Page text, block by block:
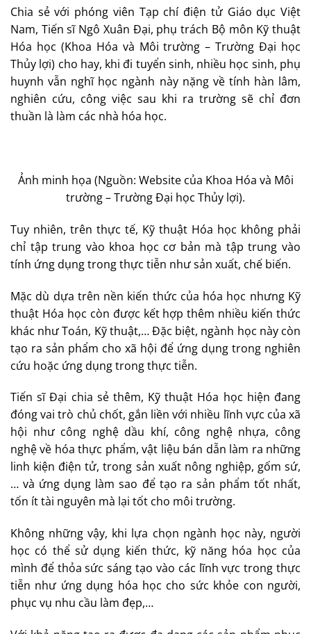
Chia sẻ với phóng viên Tạp chí điện tử Giáo dục Việt
Nam, Tiến sĩ Ngô Xuân Đại, phụ trách Bộ môn Kỹ thuật
Hóa học (Khoa Hóa và Môi trường – Trường Đại học
Thủy lợi) cho hay, khi đi tuyển sinh, nhiều học sinh, phụ
huynh vẫn nghĩ học ngành này nặng về tính hàn lâm,
nghiên cứu, công việc sau khi ra trường sẽ chỉ đơn
thuần là làm các nhà hóa học.
Ảnh minh họa (Nguồn: Website của Khoa Hóa và Môi
trường – Trường Đại học Thủy lợi).
Tuy nhiên, trên thực tế, Kỹ thuật Hóa học không phải
chỉ tập trung vào khoa học cơ bản mà tập trung vào
tính ứng dụng trong thực tiễn như sản xuất, chế biến.
Mặc dù dựa trên nền kiến thức của hóa học nhưng Kỹ
thuật Hóa học còn được kết hợp thêm nhiều kiến thức
khác như Toán, Kỹ thuật,… Đặc biệt, ngành học này còn
tạo ra sản phẩm cho xã hội để ứng dụng trong nghiên
cứu hoặc ứng dụng trong thực tiễn.
Tiến sĩ Đại chia sẻ thêm, Kỹ thuật Hóa học hiện đang
đóng vai trò chủ chốt, gắn liền với nhiều lĩnh vực của xã
hội như công nghệ dầu khí, công nghệ nhựa, công
nghệ về hóa thực phẩm, vật liệu bán dẫn làm ra những
linh kiện điện tử, trong sản xuất nông nghiệp, gốm sứ,
… và ứng dụng làm sao để tạo ra sản phẩm tốt nhất,
tốn ít tài nguyên mà lại tốt cho môi trường.
Không những vậy, khi lựa chọn ngành học này, người
học có thể sử dụng kiến thức, kỹ năng hóa học của
mình để thỏa sức sáng tạo vào các lĩnh vực trong thực
tiễn như ứng dụng hóa học cho sức khỏe con người,
phục vụ nhu cầu làm đẹp,…